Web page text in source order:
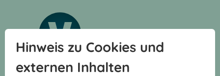
Hinweis zu Cookies und
externen Inhalten